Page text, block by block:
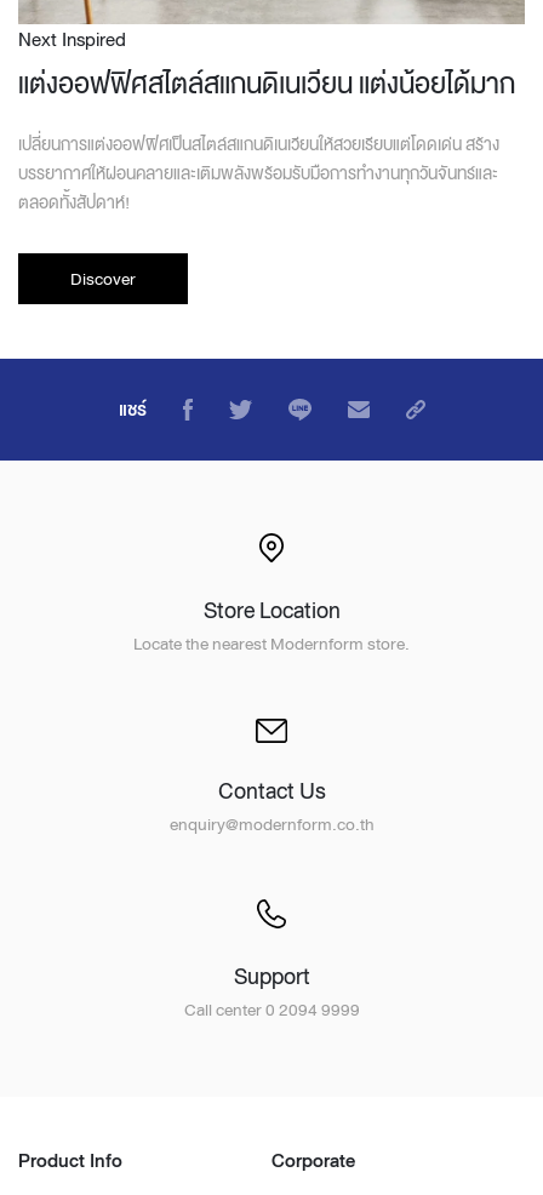
Next Inspired
แต่งออฟฟิศสไตล์สแกนดิเนเวียน แต่งน้อยได้มาก
เปลี่ยนการแต่งออฟฟิศเป็นสไตล์สแกนดิเนเวียนให้สวยเรียบแต่โดดเด่น สร้าง
บรรยากาศให้ผ่อนคลายและเติมพลังพร้อมรับมือการทำงานทุกวันจันทร์และ
ตลอดทั้งสัปดาห์!
Discover
แชร์
Store Location
Locate the nearest Modernform store.
Contact Us
enquiry@modernform.co.th
Support
Call center 0 2094 9999
Product Info Corporate